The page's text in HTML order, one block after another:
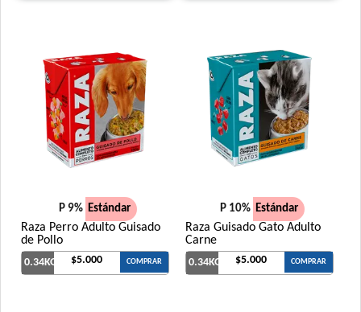
P 9% Estándar
Raza Perro Adulto Guisado
de Pollo
0.34KG $5.000 COMPRAR
P 10% Estándar
Raza Guisado Gato Adulto
Carne
0.34KG $5.000 COMPRAR